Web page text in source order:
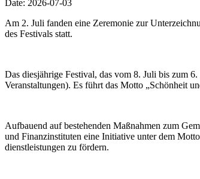
Date: 2026-07-03
Am 2. Juli fanden eine Zeremonie zur
des Festivals statt.
Das diesjährige Festival, das vom 8. Juli bis zum
Veranstaltungen). Es führt das Motto „Schönheit
Aufbauend auf bestehenden Maßnahmen zum
und Finanzinstituten eine Initiative unter dem
dienstleistungen zu fördern.